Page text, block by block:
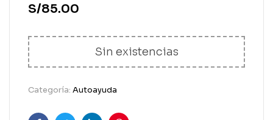
S/85.00
Sin existencias
Categoría: Autoayuda